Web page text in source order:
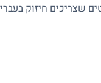
שצריכים חיזוק